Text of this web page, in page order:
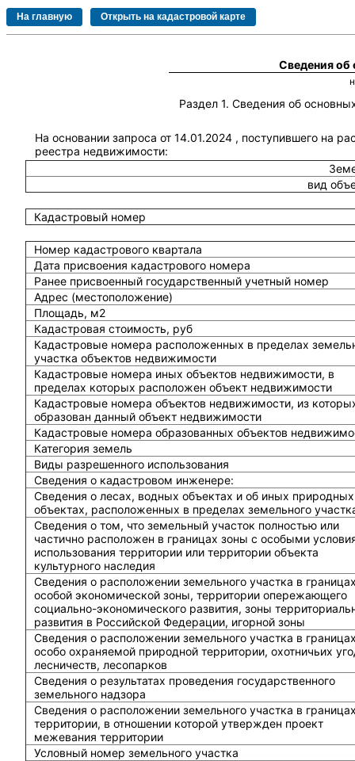
Сведения
Раздел 1. Сведения об
На основании запроса от 14.01.2024 , поступившего на
реестра недвижимости:
вид
Кадастровый номер
Номер кадастрового квартала
Дата присвоения кадастрового номера
Ранее присвоенный государственный учетный номер
Адрес (местоположение)
Площадь, м2
Кадастровая стоимость, руб
Кадастровые номера расположенных в пределах
участка объектов недвижимости
Кадастровые номера иных объектов недвижимости, в
пределах которых расположен объект недвижимости
Кадастровые номера объектов недвижимости, из
образован данный объект недвижимости
Кадастровые номера образованных объектов
Категория земель
Виды разрешенного использования
Сведения о кадастровом инженере:
Cведения о лесах, водных объектах и об иных природных
объектах, расположенных в пределах земельного
Сведения о том, что земельный участок полностью или
частично расположен в границах зоны с особыми
использования территории или территории объекта
культурного наследия
Сведения о расположении земельного участка в
особой экономической зоны, территории опережающего
социально-экономического развития, зоны
развития в Российской Федерации, игорной зоны
Сведения о расположении земельного участка в
особо охраняемой природной территории, охотничьих
лесничеств, лесопарков
Сведения о результатах проведения государственного
земельного надзора
Сведения о расположении земельного участка в
территории, в отношении которой утвержден проект
межевания территории
Условный номер земельного участка